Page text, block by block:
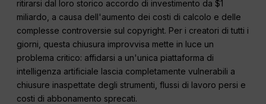
ritirarsi dal loro storico accordo di investimento da $1
miliardo, a causa dell'aumento dei costi di calcolo e delle
complesse controversie sul copyright. Per i creatori di tutti i
giorni, questa chiusura improvvisa mette in luce un
problema critico: affidarsi a un'unica piattaforma di
intelligenza artificiale lascia completamente vulnerabili a
chiusure inaspettate degli strumenti, flussi di lavoro persi e
costi di abbonamento sprecati.